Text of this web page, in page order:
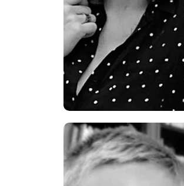
expérimente dans l’espace des
formes de poésie visuelle,
dansée et signée, qui, comme la
traduction, posent la question
du passage d’un langage à un
autre, du texte au corps, de la
ligne au mouvement.
Sue-Ann
MALITTE